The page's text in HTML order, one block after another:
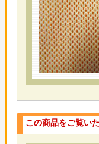
この商品をご覧い